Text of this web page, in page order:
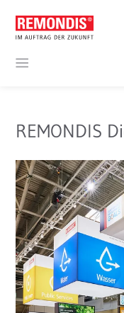
REMONDIS